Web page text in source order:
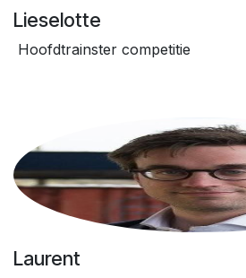
Lieselotte
Hoofdtrainster competitie
Laurent